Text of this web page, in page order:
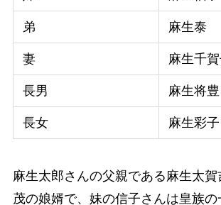
弟 麻生泰
妻 麻生千
長男 麻生将豊
長女 麻生彩子
麻生太郎さんの父親である麻生太賀
茂の娘婿で、妹の信子さんは皇族